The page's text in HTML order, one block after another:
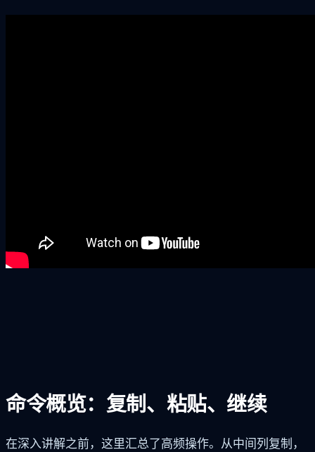
命令概览：复制、粘贴、继续
在深入讲解之前，这里汇总了高频操作。从中间列复制，